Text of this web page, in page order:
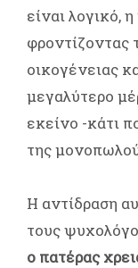
είναι λογικό,
φροντίζοντας
οικογένειας
μεγαλύτερο
εκείνο -κάτι
της
Η αντίδραση
τους
ο πατέρας